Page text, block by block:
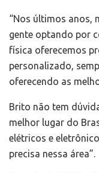
“Nos últimos anos,
gente optando por
física oferecemos
personalizado,
oferecendo as
Brito não tem
melhor lugar do
elétricos e
precisa nessa área”.